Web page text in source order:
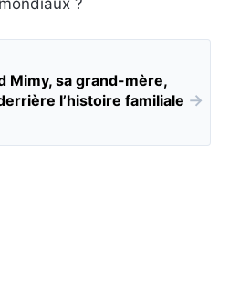
Mimy, sa grand-mère,
l’histoire familiale →